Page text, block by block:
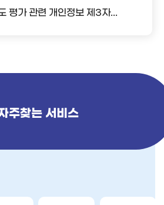
평가 관련 개인정보 제3자...
주찾는 서비스